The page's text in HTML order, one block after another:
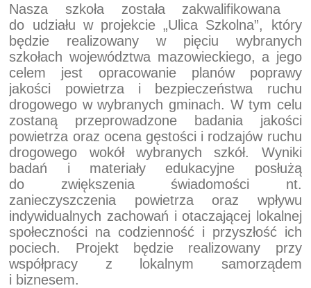
Nasza szkoła została zakwalifikowana
do udziału w projekcie „Ulica Szkolna”, który
będzie realizowany w pięciu wybranych
szkołach województwa mazowieckiego, a jego
celem jest opracowanie planów poprawy
jakości powietrza i bezpieczeństwa ruchu
drogowego w wybranych gminach. W tym celu
zostaną przeprowadzone badania jakości
powietrza oraz ocena gęstości i rodzajów ruchu
drogowego wokół wybranych szkół. Wyniki
badań i materiały edukacyjne posłużą
do zwiększenia świadomości nt.
zanieczyszczenia powietrza oraz wpływu
indywidualnych zachowań i otaczającej lokalnej
społeczności na codzienność i przyszłość ich
pociech. Projekt będzie realizowany przy
współpracy z lokalnym samorządem
i biznesem.